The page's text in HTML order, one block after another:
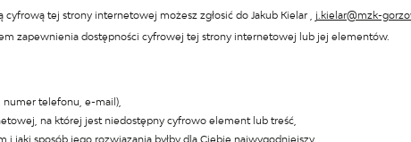
cyfrową tej strony internetowej możesz zgłosić do Jakub Kielar j.kielar@mzk-
zapewnienia dostępności cyfrowej tej strony internetowej lub jej elementów.
telefonu, e-mail),
na której jest niedostępny cyfrowo element lub treść,
i jaki sposób jego rozwiązania byłby dla Ciebie najwygodniejszy.